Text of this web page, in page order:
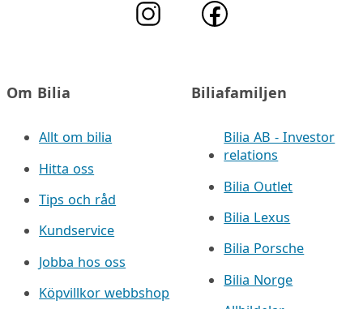
Om Bilia
Allt om bilia
Hitta oss
Tips och råd
Kundservice
Jobba hos oss
Köpvillkor webbshop
Biliafamiljen
Bilia AB - Investor
relations
Bilia Outlet
Bilia Lexus
Bilia Porsche
Bilia Norge